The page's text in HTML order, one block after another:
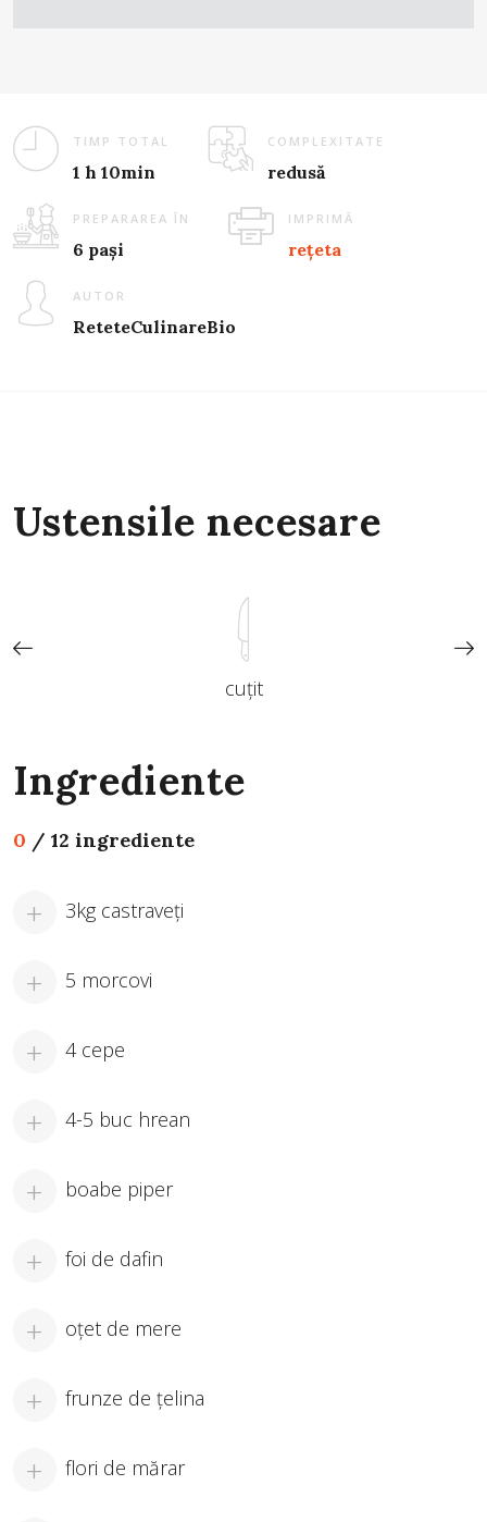
TIMP TOTAL
1 h 10min
COMPLEXITATE
redusă
PREPARAREA ÎN
6 pași
IMPRIMĂ
rețeta
AUTOR
ReteteCulinareBio
Ustensile necesare
cuțit
Ingrediente
0 / 12 ingrediente
3kg castraveţi
5 morcovi
4 cepe
4-5 buc hrean
boabe piper
foi de dafin
oţet de mere
frunze de ţelina
flori de mărar